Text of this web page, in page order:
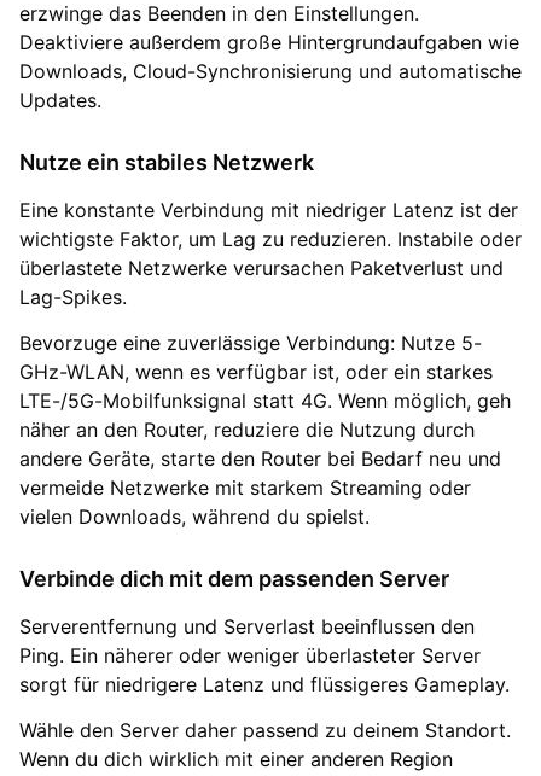
erzwinge das Beenden in den Einstellungen.
Deaktiviere außerdem große Hintergrundaufgaben wie
Downloads, Cloud-Synchronisierung und automatische
Updates.
Nutze ein stabiles Netzwerk
Eine konstante Verbindung mit niedriger Latenz ist der
wichtigste Faktor, um Lag zu reduzieren. Instabile oder
überlastete Netzwerke verursachen Paketverlust und
Lag-Spikes.
Bevorzuge eine zuverlässige Verbindung: Nutze 5-
GHz-WLAN, wenn es verfügbar ist, oder ein starkes
LTE-/5G-Mobilfunksignal statt 4G. Wenn möglich, geh
näher an den Router, reduziere die Nutzung durch
andere Geräte, starte den Router bei Bedarf neu und
vermeide Netzwerke mit starkem Streaming oder
vielen Downloads, während du spielst.
Verbinde dich mit dem passenden Server
Serverentfernung und Serverlast beeinflussen den
Ping. Ein näherer oder weniger überlasteter Server
sorgt für niedrigere Latenz und flüssigeres Gameplay.
Wähle den Server daher passend zu deinem Standort.
Wenn du dich wirklich mit einer anderen Region